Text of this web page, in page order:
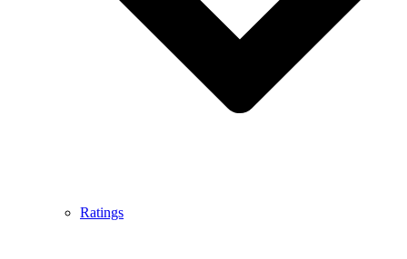
Ratings